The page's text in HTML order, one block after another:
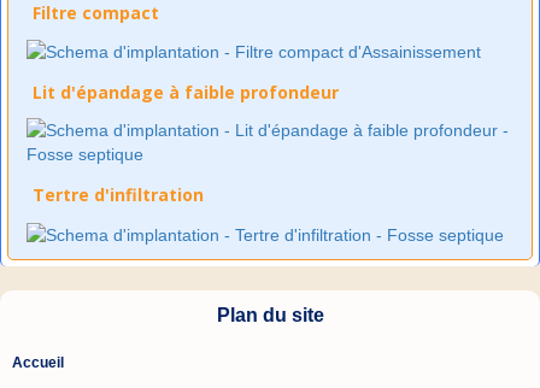
Filtre compact
Lit d'épandage à faible profondeur
Tertre d'infiltration
Plan du site
Accueil